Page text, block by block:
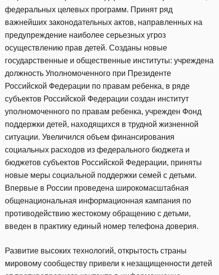
федеральных целевых программ. Принят ряд
важнейших законодательных актов, направленных на
предупреждение наиболее серьезных угроз
осуществлению прав детей. Созданы новые
государственные и общественные институты: учреждена
должность Уполномоченного при Президенте
Российской Федерации по правам ребенка, в ряде
субъектов Российской Федерации создан институт
уполномоченного по правам ребенка, учрежден Фонд
поддержки детей, находящихся в трудной жизненной
ситуации. Увеличился объем финансирования
социальных расходов из федерального бюджета и
бюджетов субъектов Российской Федерации, приняты
новые меры социальной поддержки семей с детьми.
Впервые в России проведена широкомасштабная
общенациональная информационная кампания по
противодействию жестокому обращению с детьми,
введен в практику единый номер телефона доверия.
Развитие высоких технологий, открытость страны
мировому сообществу привели к незащищенности детей